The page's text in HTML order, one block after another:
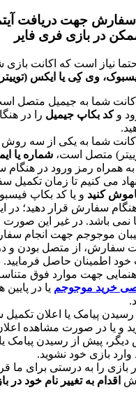
دریافت آیتم در
فری فایر
که اکانت بازی شما به
کِی یا ایکس (توییتر)متصل
به جیمیل متصل است، آدرس
جیمیلرا در هنگام
به یکی از سه روش
است،شماره یا ایمیل متصل
رمز ورود در هنگام سفارش
تا زمان تکمیل سفارش
و یا کد بکاپ فیسبوک یا
قرار دهید؛ در این حالت
در غیر این صورت منتظر
جهت انجام سفارش خود
از متصل بودن و درست
حاصل فرمایید. در صورت
موارد فوق متناسب با نیاز
یا در پایین همین
یا اعلان تکمیل سفارش
صورت مشاهده اعلان ورود به
رسیدن پیامک یا اعلان
خود نشوید.
درستی برای ما قرار دهید
تغییر نام خود در بازی نکنید.